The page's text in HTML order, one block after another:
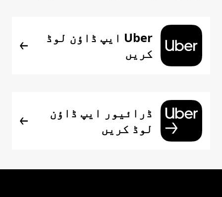
Uber ایپ ڈاؤن لوڈ
کریں
ڈرائیور ایپ ڈاؤن
لوڈ کریں